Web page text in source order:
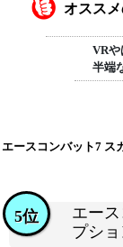
オスス
VR
半端
エースコンバット7 ス
エー
プショ
5位